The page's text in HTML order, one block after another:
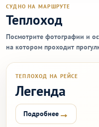
СУДНО НА МАРШРУТЕ
Теплоход
Посмотрите фотографии и
на котором проходит
ТЕПЛОХОД НА РЕЙСЕ
Легенда
Подробнее →